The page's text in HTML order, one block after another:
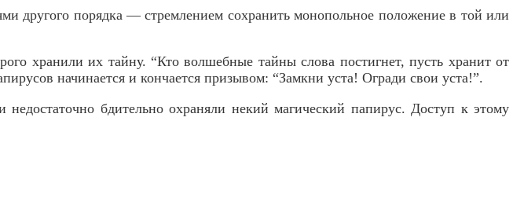
другого порядка — стремлением сохранить монопольное положение в той или
хранили их тайну. “Кто волшебные тайны слова постигнет, пусть хранит от
начинается и кончается призывом: “Замкни уста! Огради свои уста!”.
бдительно охраняли некий магический папирус. Доступ к этому